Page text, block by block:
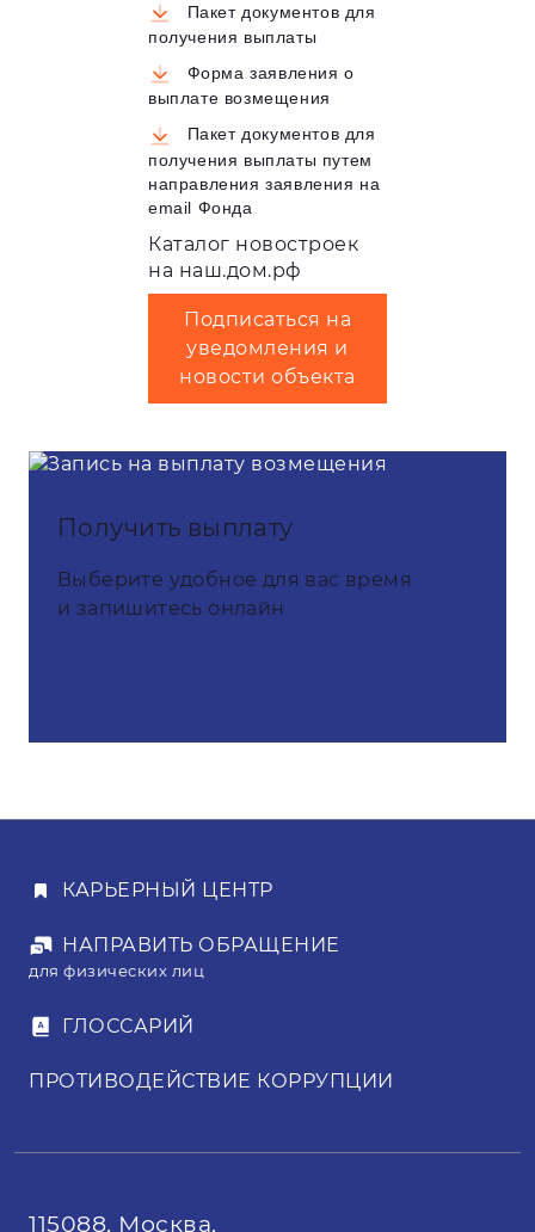
Пакет документов для
получения выплаты
Форма заявления о
выплате возмещения
Пакет документов для
получения выплаты путем
направления заявления на
email Фонда
Каталог новостроек
на наш.дом.рф
Подписаться на
уведомления и
новости объекта
Получить выплату
Выберите удобное для вас время
и запишитесь онлайн
КАРЬЕРНЫЙ ЦЕНТР
НАПРАВИТЬ ОБРАЩЕНИЕ
для физических лиц
ГЛОССАРИЙ
ПРОТИВОДЕЙСТВИЕ КОРРУПЦИИ
115088, Москва,